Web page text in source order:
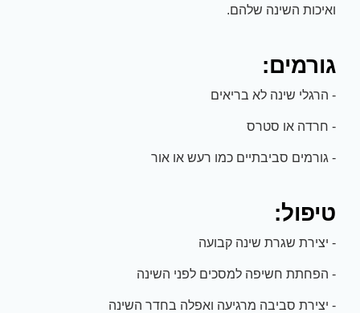
ואיכות השינה שלהם.
גורמים:
- הרגלי שינה לא בריאים
- חרדה או סטרס
- גורמים סביבתיים כמו רעש או אור
טיפול:
- יצירת שגרת שינה קבועה
- הפחתת חשיפה למסכים לפני השינה
- יצירת סביבה מרגיעה ואפלה בחדר השינה